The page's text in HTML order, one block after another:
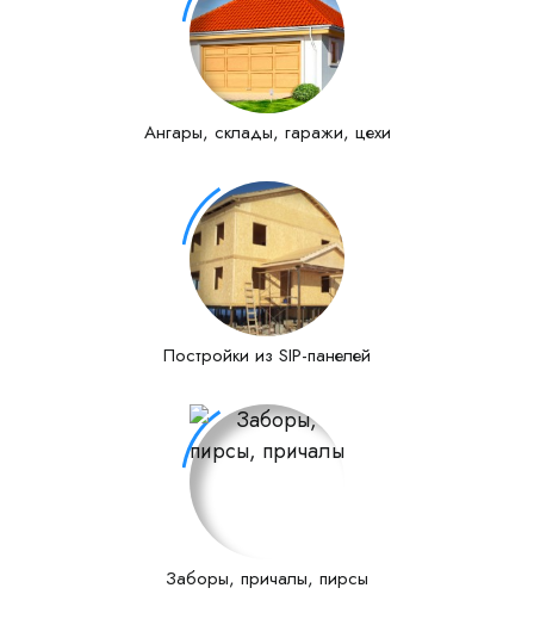
Ангары, склады, гаражи, цехи
Постройки из SIP-панелей
Заборы, причалы, пирсы